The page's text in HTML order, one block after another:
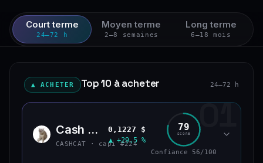
Court terme
24–72 h
Moyen terme
2–8 semaines
Long terme
6–18 mois
▲ ACHETER Top 10 à acheter 24–72 h
01
CASH Cash Cat
CASHCAT · capi #224
0,1227 $
▲ +29,5 %
79
SCORE
Confiance 56/100